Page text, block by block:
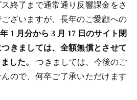
終了まで通常通り反響課金をさ
ざいますが、長年のご愛顧への
1 月分から 3 月 17 日のサイト閉
きましては、全額無償とさせて
ました。つきましては、今後のご
ので、何卒ご了承いただけます